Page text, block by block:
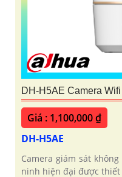
DH-H5AE Camera
Giá : 1,100,000 ₫
DH-H5AE
Camera giám sát
ninh hiện đại được thiết